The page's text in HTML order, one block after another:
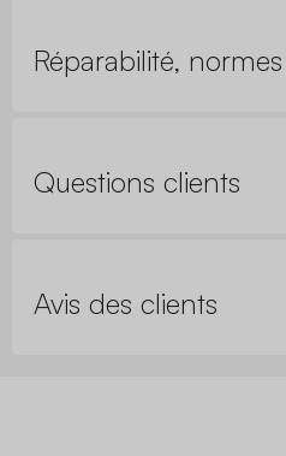
Réparabilité,
Questions clients
Avis des clients